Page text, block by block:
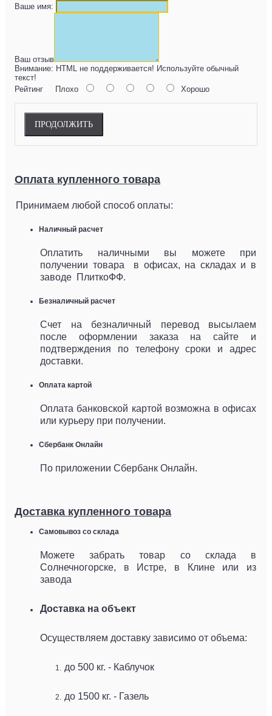
Ваше имя:
Ваш отзыв
Внимание: HTML не поддерживается! Используйте обычный
текст!
Рейтинг Плохо Хорошо
ПРОДОЛЖИТЬ
Оплата купленного товара
Принимаем любой способ оплаты:
Наличный расчет
Оплатить наличными вы можете при
получении товара в офисах, на складах и в
заводе ПлиткоФФ.
Безналичный расчет
Счет на безналичный перевод высылаем
после оформлении заказа на сайте и
подтверждения по телефону сроки и адрес
доставки.
Оплата картой
Оплата банковской картой возможна в офисах
или курьеру при получении.
Сбербанк Онлайн
По приложении Сбербанк Онлайн.
Доставка купленного товара
Самовывоз со склада
Можете забрать товар со склада в
Солнечногорске, в Истре, в Клине или из
завода
Доставка на объект
Осуществляем доставку зависимо от объема:
до 500 кг. - Каблучок
до 1500 кг. - Газель